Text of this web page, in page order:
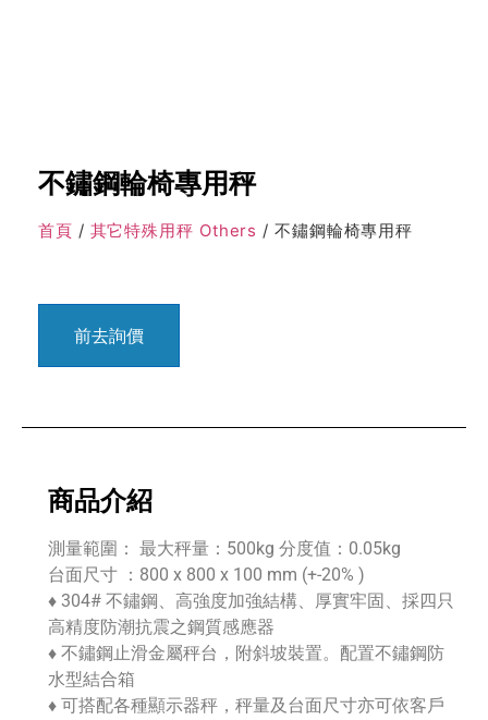
不鏽鋼輪椅專用秤
首頁 / 其它特殊用秤 Others / 不鏽鋼輪椅專用秤
前去詢價
商品介紹
測量範圍： 最大秤量：500kg 分度值：0.05kg
台面尺寸 ：800 x 800 x 100 mm (+-20% )
♦ 304# 不鏽鋼、高強度加強結構、厚實牢固、採四只
高精度防潮抗震之鋼質感應器
♦ 不鏽鋼止滑金屬秤台，附斜坡裝置。配置不鏽鋼防
水型結合箱
♦ 可搭配各種顯示器秤，秤量及台面尺寸亦可依客戶